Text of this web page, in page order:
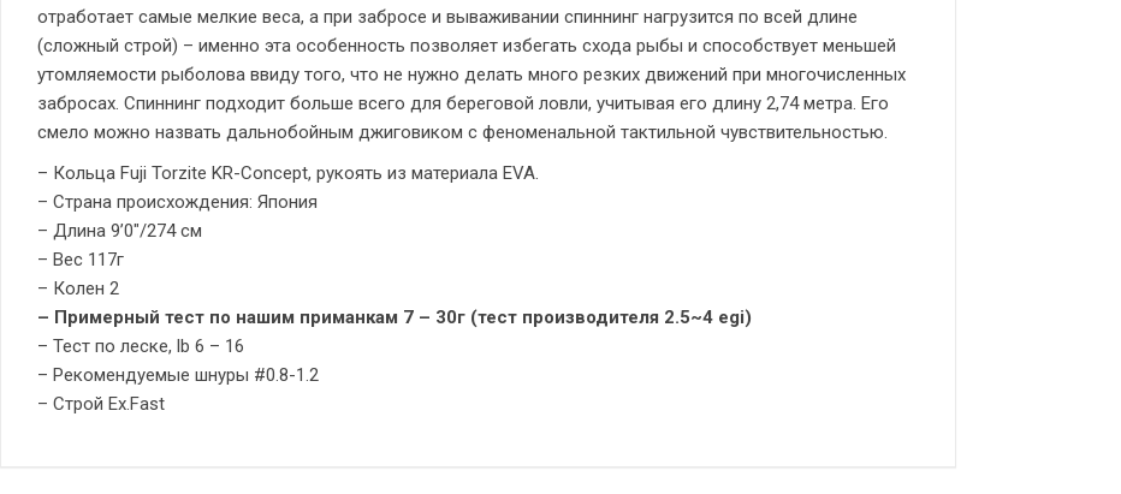
отработает самые мелкие веса, а при забросе и вываживании спиннинг нагрузится по всей длине
(сложный строй) – именно эта особенность позволяет избегать схода рыбы и способствует меньшей
утомляемости рыболова ввиду того, что не нужно делать много резких движений при многочисленных
забросах. Спиннинг подходит больше всего для береговой ловли, учитывая его длину 2,74 метра. Его
смело можно назвать дальнобойным джиговиком с феноменальной тактильной чувствительностью.
– Кольца Fuji Torzite KR-Concept, рукоять из материала EVA.
– Страна происхождения: Япония
– Длина 9’0″/274 см
– Вес 117г
– Колен 2
– Примерный тест по нашим приманкам 7 – 30г (тест производителя 2.5~4 egi)
– Тест по леске, lb 6 – 16
– Рекомендуемые шнуры #0.8-1.2
– Строй Ex.Fast